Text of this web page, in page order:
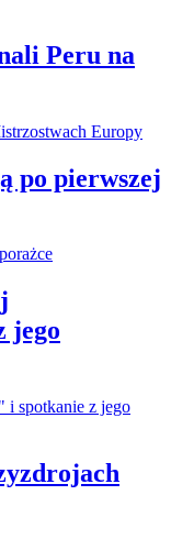
Peru na
po pierwszej
jego